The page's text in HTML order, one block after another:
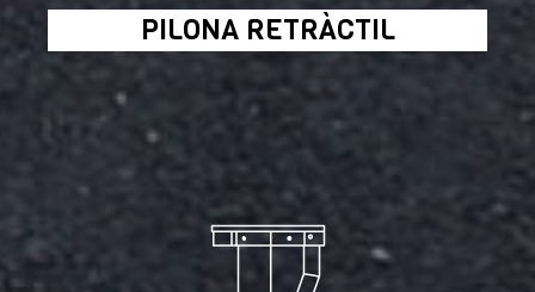
PILONA RETRÀCTIL